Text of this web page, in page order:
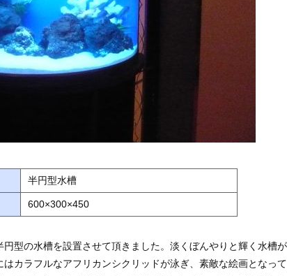
半円型水槽
600×300×450
型の水槽を設置させて頂きました。淡くぼんやりと輝く水槽が
カラフルなアフリカンシクリッドが泳ぎ、素敵な絵画となって